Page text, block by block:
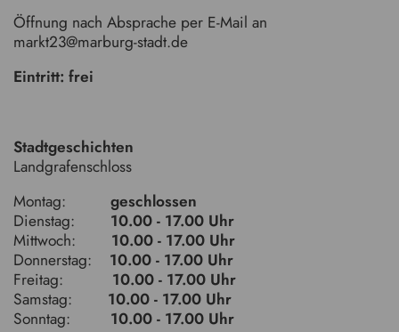
Öffnung nach Absprache per E-Mail an
markt23@marburg-stadt.de
Eintritt: frei
Stadtgeschichten
Landgrafenschloss
Montag: geschlossen
Dienstag: 10.00 - 17.00 Uhr
Mittwoch: 10.00 - 17.00 Uhr
Donnerstag: 10.00 - 17.00 Uhr
Freitag: 10.00 - 17.00 Uhr
Samstag: 10.00 - 17.00 Uhr
Sonntag: 10.00 - 17.00 Uhr